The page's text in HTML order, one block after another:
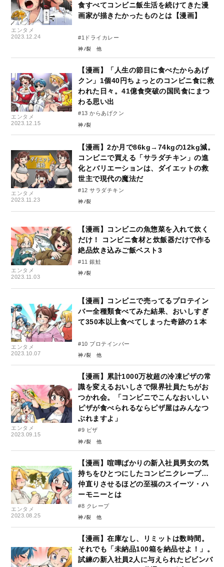
エンタメ
2023.12.24
食すべてコンビニ飯生活を続けてきた漫
画家が描きたかったものとは【漫画】
#1ドライカレー
神ﾉ裂
エンタメ
2023.12.15
【漫画】「人生の節目に食べたからあげ
クン」1個40円ちょっとのコンビニ食に救
われた日々。41億食突破の国民食にまつ
わる思い出
#13 からあげクン
神ﾉ裂
エンタメ
2023.11.23
【漫画】2か月で86kg→74kgの12kg減。
コンビニで買える「サラダチキン」の進
化とバリエーションは、ダイエットの救
世主で現代の魔法だ
#12 サラダチキン
神ﾉ裂
エンタメ
2023.11.03
【漫画】コンビニの魚惣菜を入れて炊く
だけ！ コンビニ食材と炊飯器だけで作る
絶品炊き込みご飯ベスト3
#11 銀鮭
神ﾉ裂
エンタメ
2023.10.07
【漫画】コンビニで売ってるプロテイン
バー全種類食べてみた結果、おいしすぎ
て350本以上食べてしまった奇跡の１本
#10 プロテインバー
神ﾉ裂
エンタメ
2023.09.15
【漫画】累計1000万枚超の冷凍ピザの常
識を変えるおいしさで限界社員たちがお
つかれ会。「コンビニでこんなおいしい
ピザが食べられるならピザ屋はみんなつ
ぶれますよ」
#9 ピザ
神ﾉ裂
エンタメ
2023.08.25
【漫画】喧嘩ばかりの新入社員男女の気
持ちをひとつにしたコンビニクレープ…
仲直りさせるほどの至福のスイーツ・ハ
ーモニーとは
#8 クレープ
神ﾉ裂
【漫画】在庫なし、リミットは数時間。
それでも「未納品100箱を納品せよ！」。
試練の新入社員2人に与えられたビビンバ